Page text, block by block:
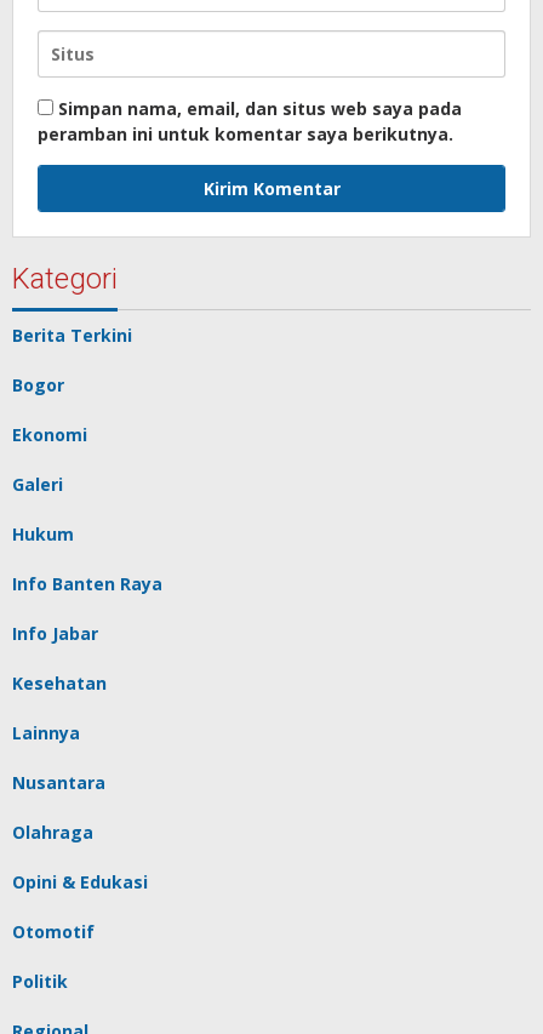
Simpan nama, email, dan situs web saya pada
peramban ini untuk komentar saya berikutnya.
Kategori
Berita Terkini
Bogor
Ekonomi
Galeri
Hukum
Info Banten Raya
Info Jabar
Kesehatan
Lainnya
Nusantara
Olahraga
Opini & Edukasi
Otomotif
Politik